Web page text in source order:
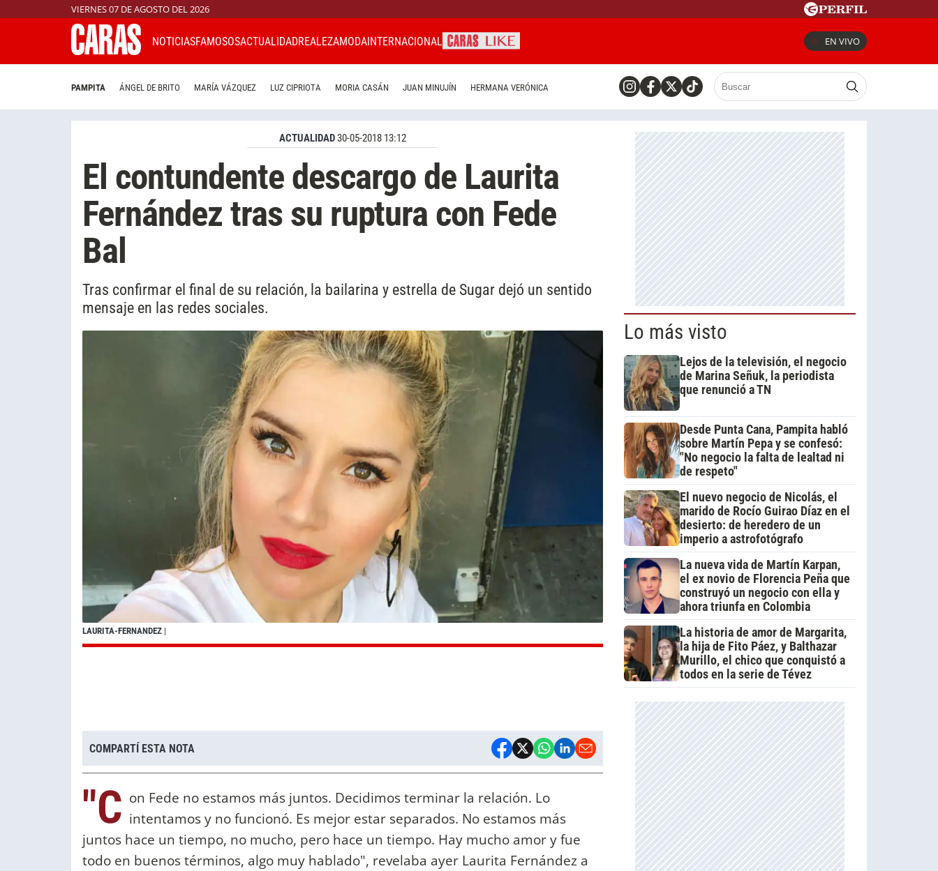
VIERNES 07 DE AGOSTO DEL 2026
NOTICIASFAMOSOSACTUALIDADREALEZAMODAINTERNACIONAL EN VIVO
PAMPITA ÁNGEL DE BRITO MARÍA VÁZQUEZ LUZ CIPRIOTA MORIA CASÁN JUAN MINUJÍN HERMANA VERÓNICA
ACTUALIDAD30-05-2018 13:12
El contundente descargo de Laurita
Fernández tras su ruptura con Fede
Bal
Tras confirmar el final de su relación, la bailarina y estrella de Sugar dejó un sentido
mensaje en las redes sociales.
LAURITA-FERNANDEZ |
COMPARTÍ ESTA NOTA
"C on Fede no estamos más juntos. Decidimos terminar la relación. Lo
intentamos y no funcionó. Es mejor estar separados. No estamos más
juntos hace un tiempo, no mucho, pero hace un tiempo. Hay mucho amor y fue
todo en buenos términos, algo muy hablado", revelaba ayer Laurita Fernández a
Lo más visto
Lejos de la televisión, el negocio
de Marina Señuk, la periodista
que renunció a TN
Desde Punta Cana, Pampita habló
sobre Martín Pepa y se confesó:
"No negocio la falta de lealtad ni
de respeto"
El nuevo negocio de Nicolás, el
marido de Rocío Guirao Díaz en el
desierto: de heredero de un
imperio a astrofotógrafo
La nueva vida de Martín Karpan,
el ex novio de Florencia Peña que
construyó un negocio con ella y
ahora triunfa en Colombia
La historia de amor de Margarita,
la hija de Fito Páez, y Balthazar
Murillo, el chico que conquistó a
todos en la serie de Tévez